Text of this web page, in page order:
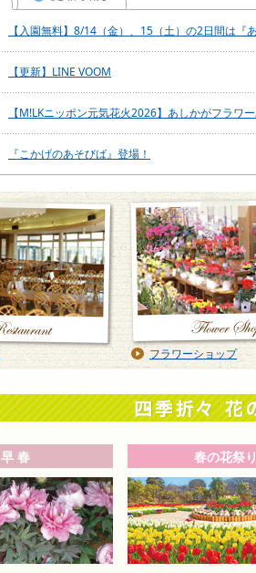
【入園無料】8/14（金）、15（土）の2日間は
【更新】LINE VOOM
【M!LKニッポン元気花火2026】あしかがフラワ
『こかげのあそびば』登場！
フラワーショップ
早 春 春の花祭